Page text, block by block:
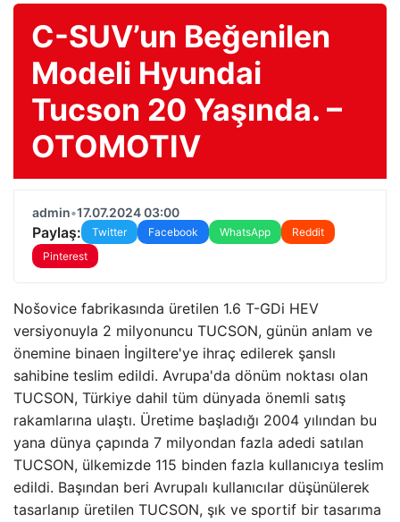
C-SUV’un Beğenilen
Modeli Hyundai
Tucson 20 Yaşında. –
OTOMOTIV
admin•17.07.2024 03:00
Paylaş: Twitter Facebook WhatsApp
Reddit
Pinterest
Nošovice fabrikasında üretilen 1.6 T-GDi HEV
versiyonuyla 2 milyonuncu TUCSON, günün anlam ve
önemine binaen İngiltere'ye ihraç edilerek şanslı
sahibine teslim edildi. Avrupa'da dönüm noktası olan
TUCSON, Türkiye dahil tüm dünyada önemli satış
rakamlarına ulaştı. Üretime başladığı 2004 yılından bu
yana dünya çapında 7 milyondan fazla adedi satılan
TUCSON, ülkemizde 115 binden fazla kullanıcıya teslim
edildi. Başından beri Avrupalı ​​kullanıcılar düşünülerek
tasarlanıp üretilen TUCSON, şık ve sportif bir tasarıma